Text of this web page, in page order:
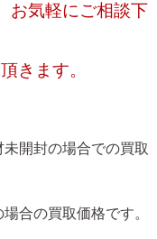
お気軽にご相談下
きます。
開封の場合での買取
合の買取価格です。